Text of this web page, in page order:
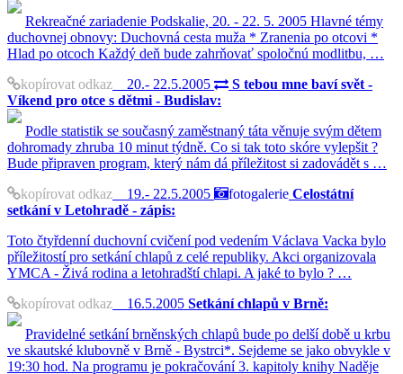
Rekreačné zariadenie Podskalie, 20. - 22. 5. 2005 Hlavné témy
duchovnej obnovy: Duchovná cesta muža * Zranenia po otcovi *
Hlad po otcoch Každý deň bude zahrňovať spoločnú modlitbu, …
kopírovat odkaz 20.- 22.5.2005
S tebou mne baví svět -
Víkend pro otce s dětmi - Budislav:
Podle statistik se současný zaměstnaný táta věnuje svým dětem
dohromady zhruba 10 minut týdně. Co si tak toto skóre vylepšit ?
Bude připraven program, který nám dá příležitost si zadovádět s …
kopírovat odkaz 19.- 22.5.2005 fotogalerie Celostátní
setkání v Letohradě - zápis:
Toto čtyřdenní duchovní cvičení pod vedením Václava Vacka bylo
příležitostí pro setkání chlapů z celé republiky. Akci organizovala
YMCA - Živá rodina a letohradští chlapi. A jaké to bylo ? …
kopírovat odkaz 16.5.2005 Setkání chlapů v Brně:
Pravidelné setkání brněnských chlapů bude po delší době u krbu
ve skautské klubovně v Brně - Bystrci*. Sejdeme se jako obvykle v
19:30 hod. Na programu je pokračování 3. kapitoly knihy Naděje